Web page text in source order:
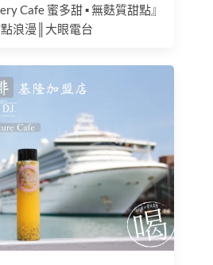
Cafe 蜜多甜 ▪ 無麩質甜點』
浪漫║大眼電台